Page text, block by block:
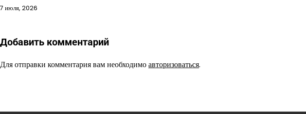
7 июля, 2026
Добавить комментарий
Для отправки комментария вам необходимоавторизоваться.